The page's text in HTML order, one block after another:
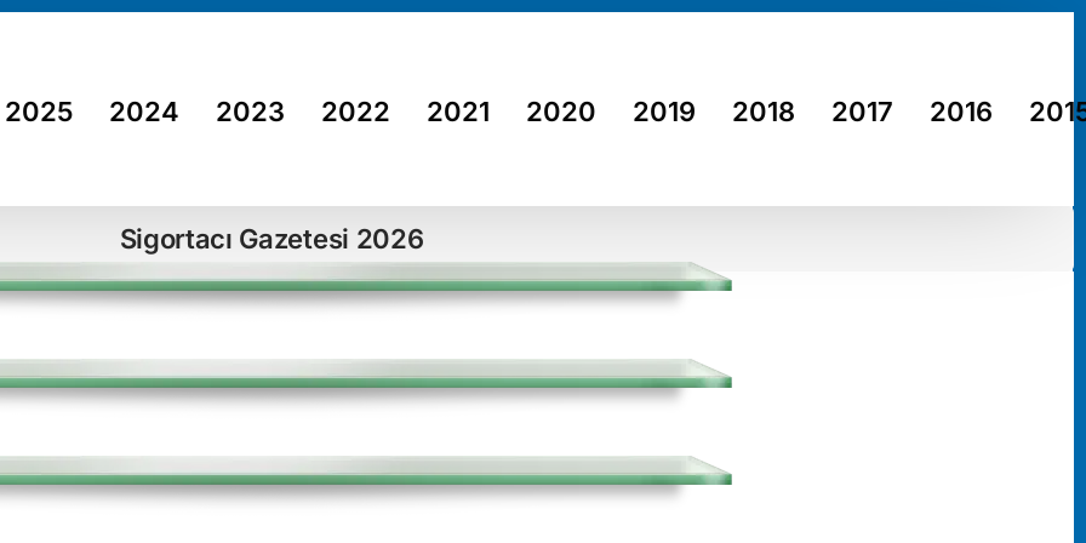
2025 2024 2023 2022 2021 2020 2019 2018 2017 2016
Sigortacı Gazetesi 2026